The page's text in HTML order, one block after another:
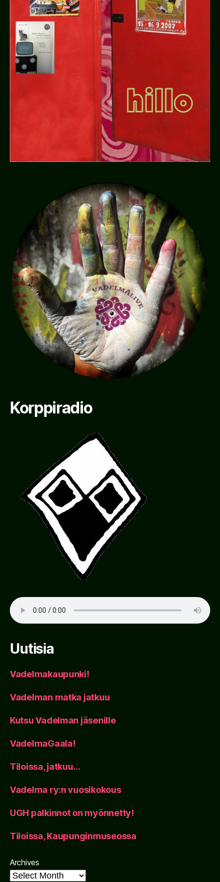
Korppiradio
Uutisia
Vadelmakaupunki!
Vadelman matka jatkuu
Kutsu Vadelman jäsenille
VadelmaGaala!
Tiloissa, jatkuu…
Vadelma ry:n vuosikokous
UGH palkinnot on myönnetty!
Tiloissa, Kaupunginmuseossa
Archives